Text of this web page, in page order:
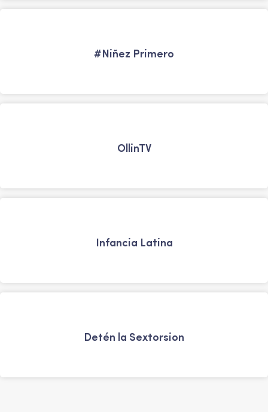
#Niñez Primero
OllinTV
Infancia Latina
Detén la Sextorsion